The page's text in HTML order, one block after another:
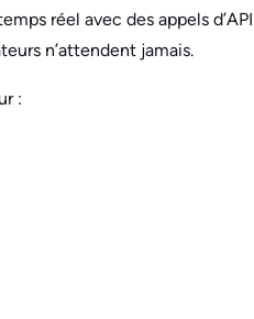
réel avec des appels d’API
n’attendent jamais.
: